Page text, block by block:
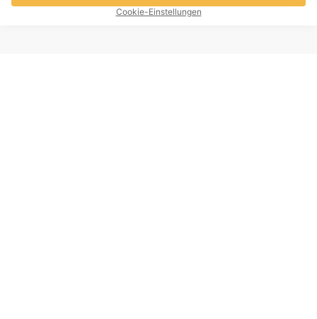
Cookie-Einstellungen